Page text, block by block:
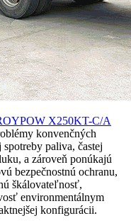
X250KT-C/A
konvenčných
paliva, častej
a zároveň ponúkajú
bezpečnostnú ochranu,
škálovateľnosť,
environmentálnym
konfigurácii.